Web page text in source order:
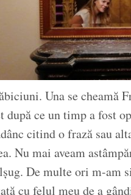
Una se cheamă
după ce un timp a fost
citind o frază sau
Nu mai aveam
De multe ori m-am
cu felul meu de a